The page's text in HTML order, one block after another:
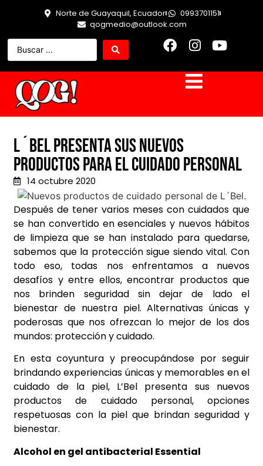
Norte de Guayaquil, Ecuador
0993701151
qogmedio@outlook.com
L´Bel presenta sus nuevos
productos para el cuidado personal
14 octubre 2020
Después de tener varios meses con cuidados que
se han convertido en esenciales y nuevos hábitos
de limpieza que se han instalado para quedarse,
sabemos que la protección sigue siendo vital. Con
todo eso, todas nos enfrentamos a nuevos
desafíos y entre ellos, encontrar productos que
nos brinden seguridad sin dejar de lado el
bienestar de nuestra piel. Alternativas únicas y
poderosas que nos ofrezcan lo mejor de los dos
mundos: protección y cuidado.
En esta coyuntura y preocupándose por seguir
brindando experiencias únicas y memorables en el
cuidado de la piel, L’Bel presenta sus nuevos
productos de cuidado personal, opciones
respetuosas con la piel que brindan seguridad y
bienestar.
Alcohol en gel antibacterial Essential